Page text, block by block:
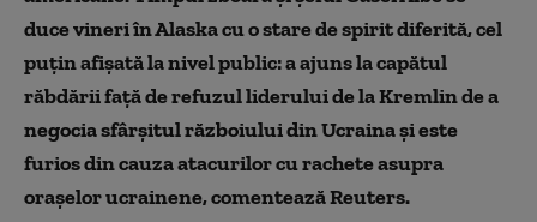
duce vineri în Alaska cu o stare de spirit diferită, cel
puţin afişată la nivel public: a ajuns la capătul
răbdării faţă de refuzul liderului de la Kremlin de a
negocia sfârşitul războiului din Ucraina şi este
furios din cauza atacurilor cu rachete asupra
oraşelor ucrainene, comentează Reuters.